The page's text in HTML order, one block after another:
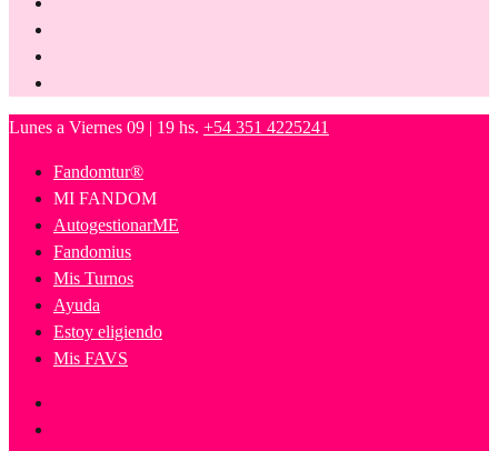
Lunes a Viernes 09 | 19 hs. +54 351 4225241
Fandomtur®
MI FANDOM
AutogestionarME
Fandomius
Mis Turnos
Ayuda
Estoy eligiendo
Mis FAVS